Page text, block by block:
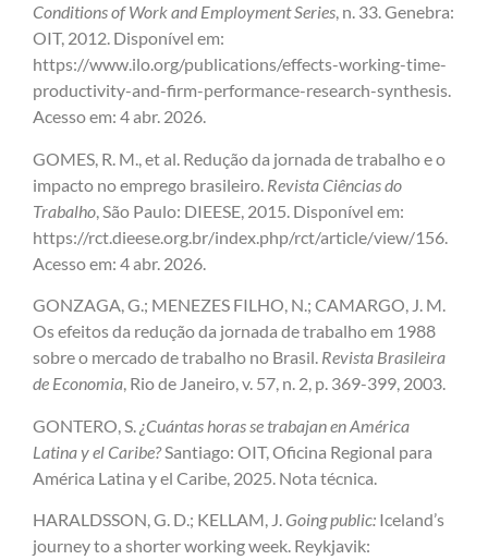
Conditions of Work and Employment Series, n. 33. Genebra:
OIT, 2012. Disponível em:
https://www.ilo.org/publications/effects-working-time-
productivity-and-firm-performance-research-synthesis.
Acesso em: 4 abr. 2026.
GOMES, R. M., et al. Redução da jornada de trabalho e o
impacto no emprego brasileiro. Revista Ciências do
Trabalho, São Paulo: DIEESE, 2015. Disponível em:
https://rct.dieese.org.br/index.php/rct/article/view/156.
Acesso em: 4 abr. 2026.
GONZAGA, G.; MENEZES FILHO, N.; CAMARGO, J. M.
Os efeitos da redução da jornada de trabalho em 1988
sobre o mercado de trabalho no Brasil. Revista Brasileira
de Economia, Rio de Janeiro, v. 57, n. 2, p. 369-399, 2003.
GONTERO, S. ¿Cuántas horas se trabajan en América
Latina y el Caribe?Santiago: OIT, Oficina Regional para
América Latina y el Caribe, 2025. Nota técnica.
HARALDSSON, G. D.; KELLAM, J.Going public: Iceland’s
journey to a shorter working week. Reykjavik: